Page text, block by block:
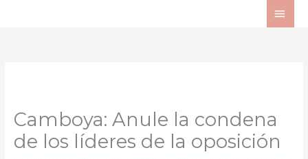
Camboya: Anule la condena
de los líderes de la oposición